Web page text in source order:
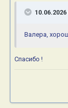
Валера,
Спасибо !